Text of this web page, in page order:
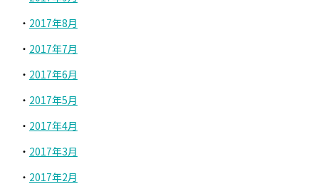
2017年8月
2017年7月
2017年6月
2017年5月
2017年4月
2017年3月
2017年2月